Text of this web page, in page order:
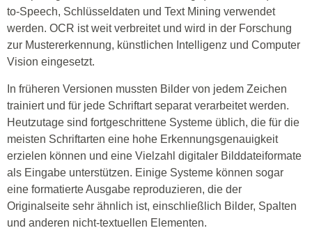
to-Speech, Schlüsseldaten und Text Mining verwendet
werden. OCR ist weit verbreitet und wird in der Forschung
zur Mustererkennung, künstlichen Intelligenz und Computer
Vision eingesetzt.
In früheren Versionen mussten Bilder von jedem Zeichen
trainiert und für jede Schriftart separat verarbeitet werden.
Heutzutage sind fortgeschrittene Systeme üblich, die für die
meisten Schriftarten eine hohe Erkennungsgenauigkeit
erzielen können und eine Vielzahl digitaler Bilddateiformate
als Eingabe unterstützen. Einige Systeme können sogar
eine formatierte Ausgabe reproduzieren, die der
Originalseite sehr ähnlich ist, einschließlich Bilder, Spalten
und anderen nicht-textuellen Elementen.